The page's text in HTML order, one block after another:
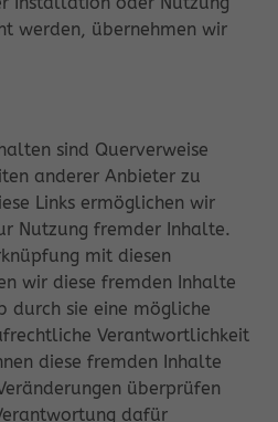
werden, übernehmen wir
sind Querverweise
anderer Anbieter zu
Links ermöglichen wir
Nutzung fremder Inhalte.
mit diesen
wir diese fremden Inhalte
sie eine mögliche
Verantwortlichkeit
diese fremden Inhalte
überprüfen
dafür